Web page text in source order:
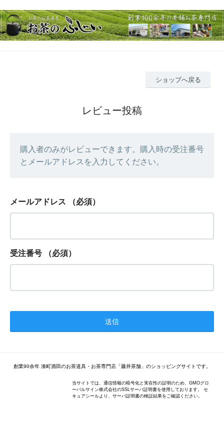
ショップへ戻る
レビュー投稿
購入者のみがレビューできます。購入時の受注番号
とメールアドレスを入力してください。
メールアドレス （必須）
受注番号 （必須）
創業90余年 湊町酒田のお茶道具・お茶専門店「藤井茶舗」のショッピングサイトです。
当サイトでは、通信情報の暗号化と実在性の証明のため、GMOグロ
ーバルサイン株式会社のSSLサーバ証明書を使用しております。 セ
キュアシールより、サーバ証明書の検証結果をご確認ください。